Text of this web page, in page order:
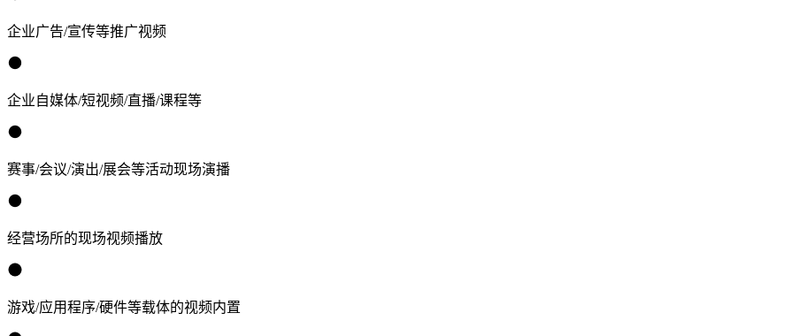
企业广告/宣传等推广视频
企业自媒体/短视频/直播/课程等
赛事/会议/演出/展会等活动现场演播
经营场所的现场视频播放
游戏/应用程序/硬件等载体的视频内置